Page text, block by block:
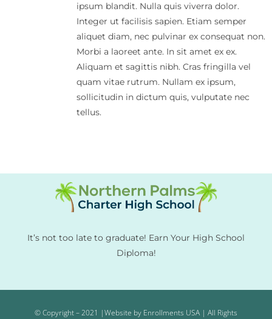
ipsum blandit. Nulla quis viverra dolor.
Integer ut facilisis sapien. Etiam semper
aliquet diam, nec pulvinar ex consequat non.
Morbi a laoreet ante. In sit amet ex ex.
Aliquam et sagittis nibh. Cras fringilla vel
quam vitae rutrum. Nullam ex ipsum,
sollicitudin in dictum quis, vulputate nec
tellus.
It’s not too late to graduate! Earn Your High School
Diploma!
© Copyright – 2021 |Website by Enrollments USA | All Rights